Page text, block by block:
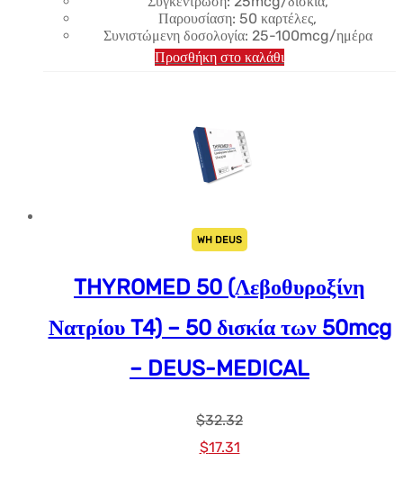
Παρουσίαση: 50 καρτέλες,
Συνιστώμενη δοσολογία: 25-100mcg/ημέρα
Προσθήκη στο καλάθι
WH DEUS
THYROMED 50 (Λεβοθυροξίνη
Νατρίου T4) – 50 δισκία των 50mcg
– DEUS-MEDICAL
$32.32
Αρχική
$17.31Η